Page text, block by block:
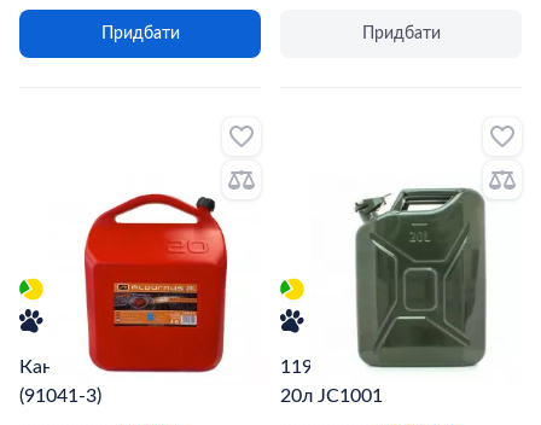
Придбати Придбати
Каністра Alburnus 20л
(91041-3)
119013 Каністра металева
20л JC1001